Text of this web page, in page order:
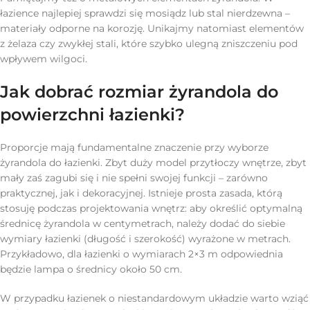
łazience najlepiej sprawdzi się mosiądz lub stal nierdzewna –
materiały odporne na korozję. Unikajmy natomiast elementów
z żelaza czy zwykłej stali, które szybko ulegną zniszczeniu pod
wpływem wilgoci.
Jak dobrać rozmiar żyrandola do
powierzchni łazienki?
Proporcje mają fundamentalne znaczenie przy wyborze
żyrandola do łazienki. Zbyt duży model przytłoczy wnętrze, zbyt
mały zaś zagubi się i nie spełni swojej funkcji – zarówno
praktycznej, jak i dekoracyjnej. Istnieje prosta zasada, którą
stosuję podczas projektowania wnętrz: aby określić optymalną
średnicę żyrandola w centymetrach, należy dodać do siebie
wymiary łazienki (długość i szerokość) wyrażone w metrach.
Przykładowo, dla łazienki o wymiarach 2×3 m odpowiednia
będzie lampa o średnicy około 50 cm.
W przypadku łazienek o niestandardowym układzie warto wziąć